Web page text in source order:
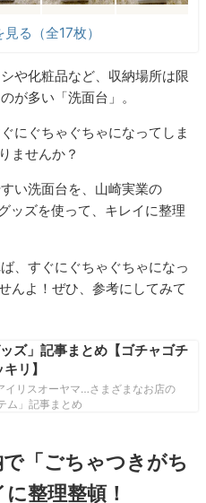
る（全17枚）
や化粧品など、収納場所は限
が多い「洗面台」。
にぐちゃぐちゃになってしま
ませんか？
い洗面台を、山崎実業の
ッズを使って、キレイに整理
、すぐにぐちゃぐちゃになっ
んよ！ぜひ、参考にしてみて
ズ」記事まとめ【ゴチャゴチ
リ】
イリスオーヤマ…さまざまなお店の
ム」記事まとめ
「ごちゃつきがち
整理整頓！